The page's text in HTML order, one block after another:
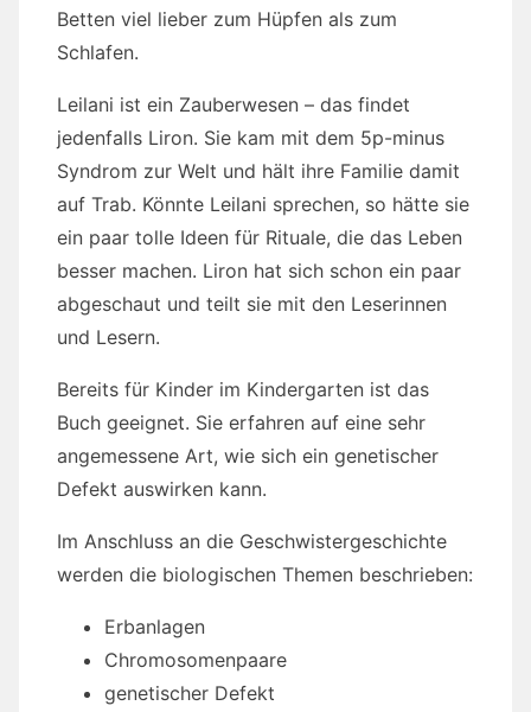
Betten viel lieber zum Hüpfen als zum
Schlafen.
Leilani ist ein Zauberwesen – das findet
jedenfalls Liron. Sie kam mit dem 5p-minus
Syndrom zur Welt und hält ihre Familie damit
auf Trab. Könnte Leilani sprechen, so hätte sie
ein paar tolle Ideen für Rituale, die das Leben
besser machen. Liron hat sich schon ein paar
abgeschaut und teilt sie mit den Leserinnen
und Lesern.
Bereits für Kinder im Kindergarten ist das
Buch geeignet. Sie erfahren auf eine sehr
angemessene Art, wie sich ein genetischer
Defekt auswirken kann.
Im Anschluss an die Geschwistergeschichte
werden die biologischen Themen beschrieben:
Erbanlagen
Chromosomenpaare
genetischer Defekt